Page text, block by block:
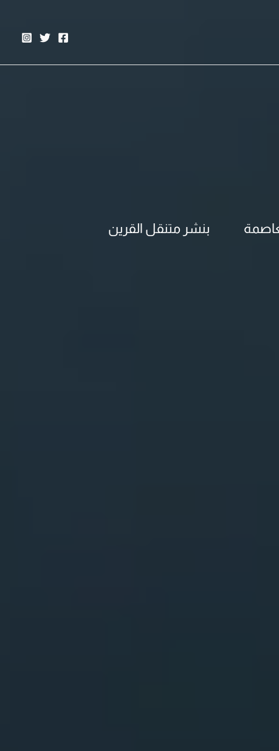
بنشر متنقل القرين